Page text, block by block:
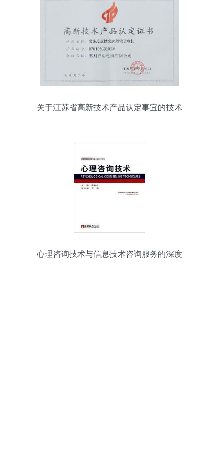
关于江苏省高新技术产品认定事宜的技术
心理咨询技术与信息技术咨询服务的深度